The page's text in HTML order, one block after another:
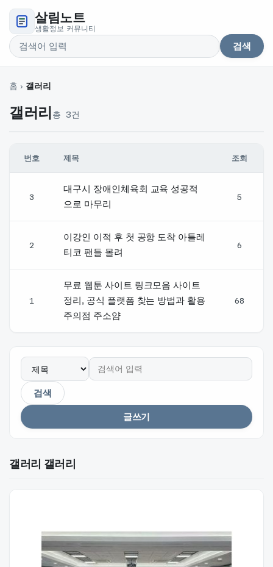
살림노트
생활정보 커뮤니티
검색어
검색
홈 › 갤러리
갤러리 총 3건
번호 제목 조회
3
대구시 장애인체육회 교육 성공적
으로 마무리
5
2
이강인 이적 후 첫 공항 도착 아틀레
티코 팬들 몰려
6
1
무료 웹툰 사이트 링크모음 사이트
정리, 공식 플랫폼 찾는 방법과 활용
주의점 주소얌
68
검색
글쓰기
갤러리 갤러리